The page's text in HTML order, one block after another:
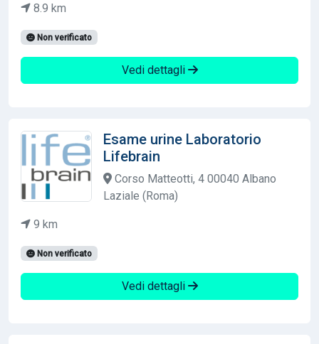
8.9 km
Non verificato
Vedi dettagli
Esame urine Laboratorio
Lifebrain
Corso Matteotti, 4 00040 Albano
Laziale (Roma)
9 km
Non verificato
Vedi dettagli